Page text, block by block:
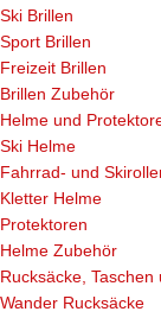
Ski Brillen
Sport Brillen
Freizeit Brillen
Brillen Zubehör
Helme und
Ski Helme
Fahrrad- und
Kletter Helme
Protektoren
Helme Zubehör
Rucksäcke, Taschen
Wander Rucksäcke